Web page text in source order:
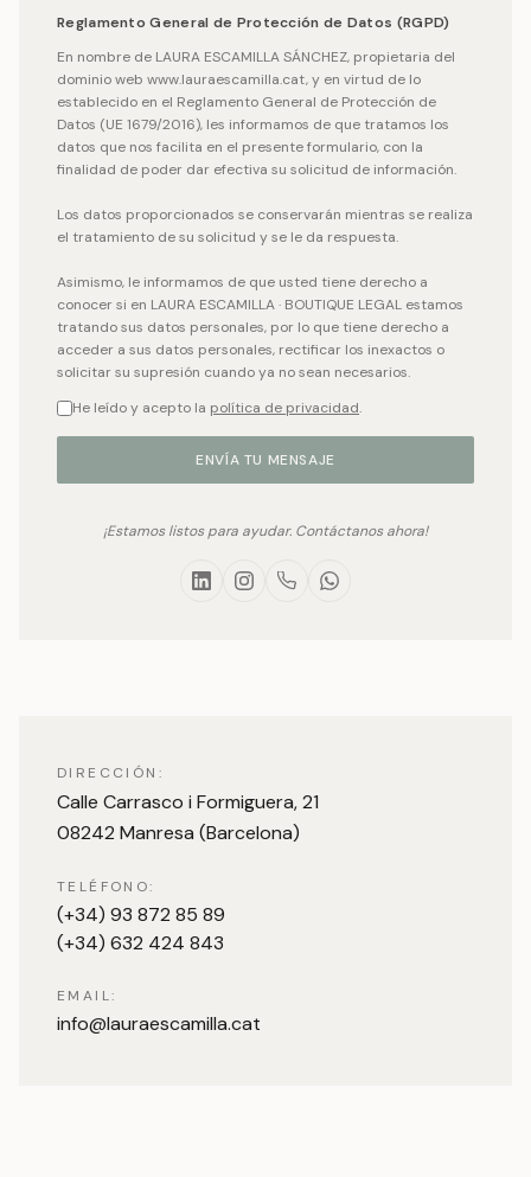
Reglamento General de Protección de Datos (RGPD)
En nombre de LAURA ESCAMILLA SÁNCHEZ, propietaria del
dominio web www.lauraescamilla.cat, y en virtud de lo
establecido en el Reglamento General de Protección de
Datos (UE 1679/2016), les informamos de que tratamos los
datos que nos facilita en el presente formulario, con la
finalidad de poder dar efectiva su solicitud de información.
Los datos proporcionados se conservarán mientras se realiza
el tratamiento de su solicitud y se le da respuesta.
Asimismo, le informamos de que usted tiene derecho a
conocer si en LAURA ESCAMILLA · BOUTIQUE LEGAL estamos
tratando sus datos personales, por lo que tiene derecho a
acceder a sus datos personales, rectificar los inexactos o
solicitar su supresión cuando ya no sean necesarios.
He leído y acepto la política de privacidad.
ENVÍA TU MENSAJE
¡Estamos listos para ayudar. Contáctanos ahora!
DIRECCIÓN:
Calle Carrasco i Formiguera, 21
08242 Manresa (Barcelona)
TELÉFONO:
(+34) 93 872 85 89
(+34) 632 424 843
EMAIL:
info@lauraescamilla.cat